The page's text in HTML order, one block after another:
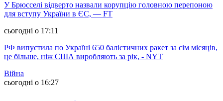
У Брюсселі відверто назвали корупцію головною перепоною
для вступу України в ЄС, — FT
сьогодні о 17:11
РФ випустила по Україні 650 балістичних ракет за сім місяців,
це більше, ніж США виробляють за рік, - NYT
Війна
сьогодні о 16:27